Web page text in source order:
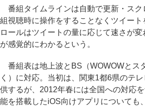
番組タイムラインは自動で更新・スク
組視聴時に操作をすることなくツイート
ロールはツイートの量に応じて速さが変
が感覚的にわかるという。
番組表は地上波とBS（WOWOWとス
く）に対応。当初は、関東1都6県のテ
供するが、2012年春には全国への対応
能を搭載したiOS向けアプリについても